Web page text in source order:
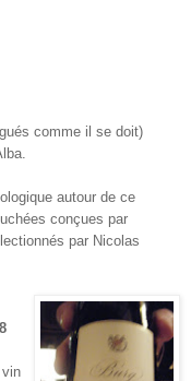
comme il se doit)
autour de ce
conçues par
par Nicolas
vin